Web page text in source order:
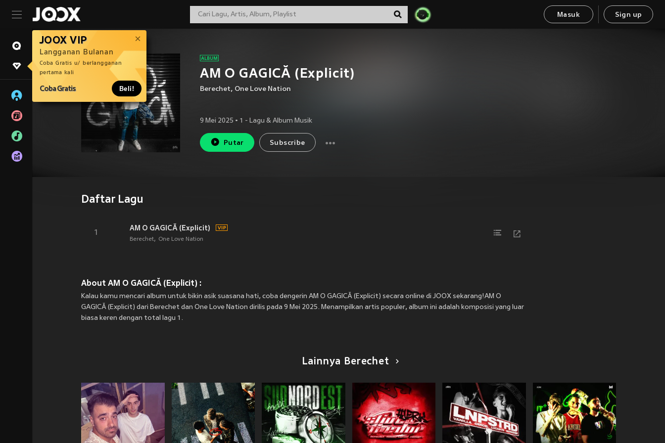
Masuk Sign up
JOOX VIP
Langganan Bulanan
Coba Gratis u/ berlangganan
pertama kali
Coba Gratis Beli!
AM O GAGICĂ (Explicit)
Berechet, One Love Nation
9 Mei 2025 • 1 - Lagu & Album Musik
Putar Subscribe
Daftar Lagu
1
AM O GAGICĂ (Explicit)
Berechet One Love Nation
About AM O GAGICĂ (Explicit) :
Kalau kamu mencari album untuk bikin asik suasana hati, coba dengerin AM O GAGICĂ (Explicit) secara online di JOOX sekarang!AM O
GAGICĂ (Explicit) dari Berechet dan One Love Nation dirilis pada 9 Mei 2025. Menampilkan artis populer, album ini adalah komposisi yang luar
biasa keren dengan total lagu 1.
Lainnya Berechet